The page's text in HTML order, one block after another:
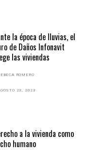
la época de lluvias, el
de Daños Infonavit
las viviendas
ROMERO
23, 2023
a la vivienda como
humano